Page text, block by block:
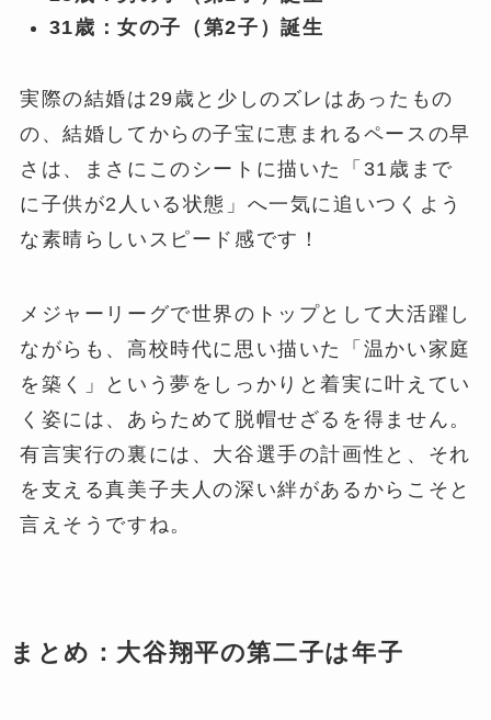
31歳：女の子（第2子）誕生
実際の結婚は29歳と少しのズレはあったもの
の、結婚してからの子宝に恵まれるペースの早
さは、まさにこのシートに描いた「31歳まで
に子供が2人いる状態」へ一気に追いつくよう
な素晴らしいスピード感です！
メジャーリーグで世界のトップとして大活躍し
ながらも、高校時代に思い描いた「温かい家庭
を築く」という夢をしっかりと着実に叶えてい
く姿には、あらためて脱帽せざるを得ません。
有言実行の裏には、大谷選手の計画性と、それ
を支える真美子夫人の深い絆があるからこそと
言えそうですね。
まとめ：大谷翔平の第二子は年子